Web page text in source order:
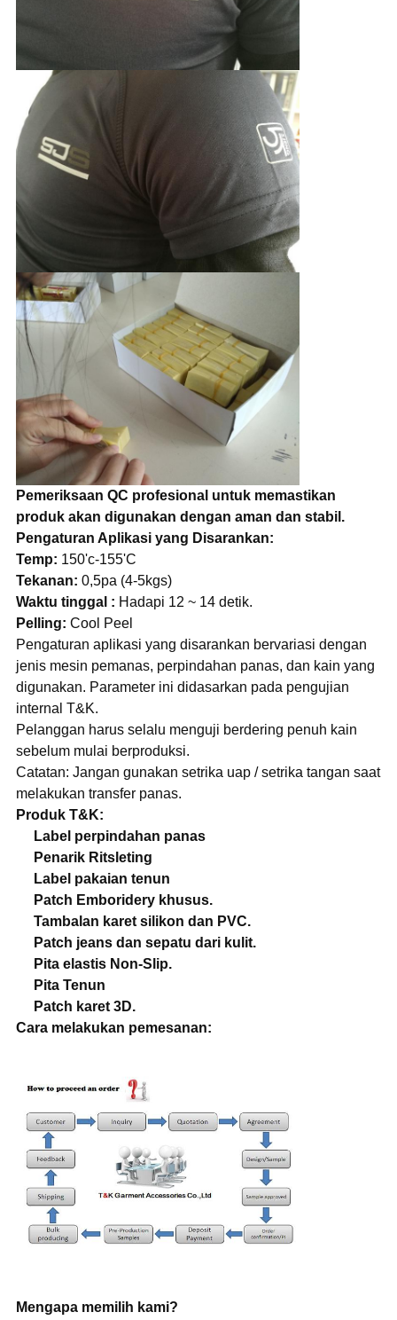
Pemeriksaan QC profesional untuk memastikan
produk akan digunakan dengan aman dan stabil.
Pengaturan Aplikasi yang Disarankan:
Temp: 150'c-155'C
Tekanan: 0,5pa (4-5kgs)
Waktu tinggal : Hadapi 12 ~ 14 detik.
Pelling: Cool Peel
Pengaturan aplikasi yang disarankan bervariasi dengan
jenis mesin pemanas, perpindahan panas, dan kain yang
digunakan. Parameter ini didasarkan pada pengujian
internal T&K.
Pelanggan harus selalu menguji berdering penuh kain
sebelum mulai berproduksi.
Catatan: Jangan gunakan setrika uap / setrika tangan saat
melakukan transfer panas.
Produk T&K:
Label perpindahan panas
Penarik Ritsleting
Label pakaian tenun
Patch Emboridery khusus.
Tambalan karet silikon dan PVC.
Patch jeans dan sepatu dari kulit.
Pita elastis Non-Slip.
Pita Tenun
Patch karet 3D.
Cara melakukan pemesanan:
Mengapa memilih kami?